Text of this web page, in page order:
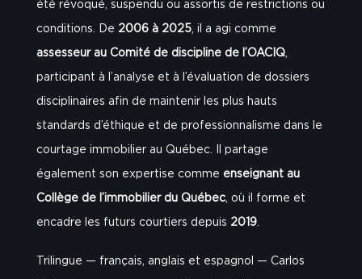
été révoqué, suspendu ou assortis de restrictions ou
conditions. De 2006 à 2025, il a agi comme
assesseur au Comité de discipline de l’OACIQ,
participant à l’analyse et à l’évaluation de dossiers
disciplinaires afin de maintenir les plus hauts
standards d’éthique et de professionnalisme dans le
courtage immobilier au Québec. Il partage
également son expertise comme enseignant au
Collège de l’immobilier du Québec, où il forme et
encadre les futurs courtiers depuis 2019.
Trilingue — français, anglais et espagnol — Carlos